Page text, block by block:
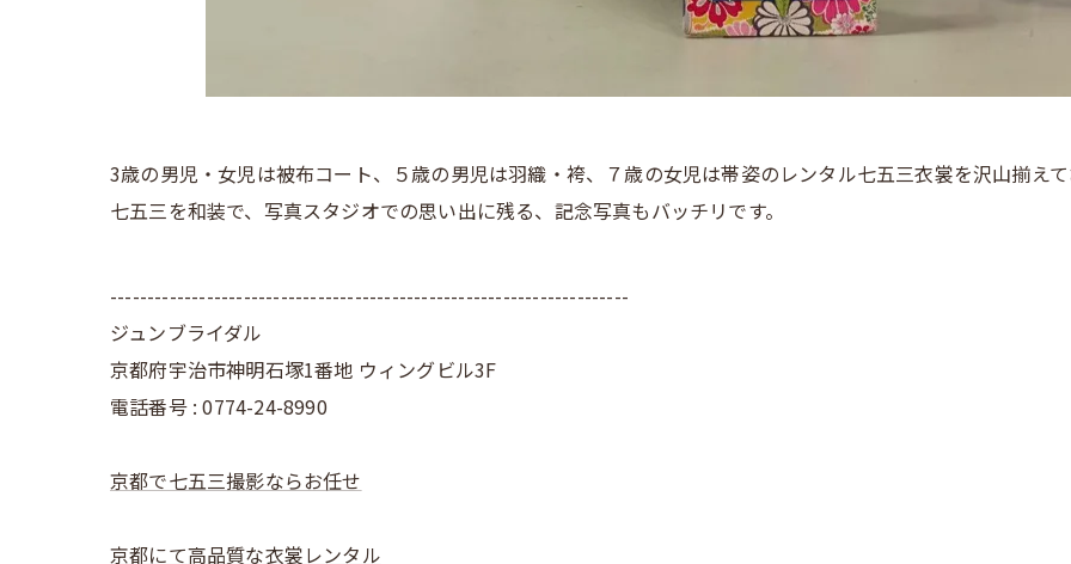
3歳の男児・女児は被布コート、５歳の男児は羽織・袴、７歳の女児は帯姿のレンタル七五三衣裳を沢山揃えて
七五三を和装で、写真スタジオでの思い出に残る、記念写真もバッチリです。
----------------------------------------------------------------------
ジュンブライダル
京都府宇治市神明石塚1番地 ウィングビル3F
電話番号 : 0774-24-8990
京都で七五三撮影ならお任せ
京都にて高品質な衣裳レンタル